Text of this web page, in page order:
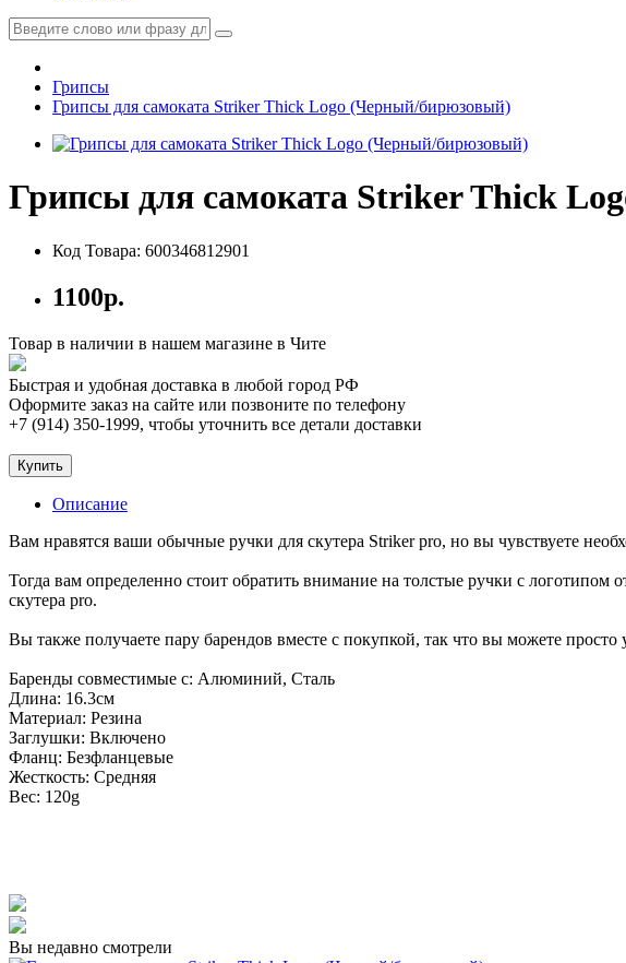
Грипсы
Грипсы для самоката Striker Thick Logo (Черный/бирюзовый)
Грипсы для самоката Striker Thick
Код Товара: 600346812901
1100р.
Товар в наличии в нашем магазине в Чите
Быстрая и удобная доставка в любой город РФ
Оформите заказ на сайте или позвоните по телефону
+7 (914) 350-1999, чтобы уточнить все детали доставки
Купить
Описание
Вам нравятся ваши обычные ручки для скутера Striker pro, но вы чувствуете
Тогда вам определенно стоит обратить внимание на толстые ручки с
скутера pro.
Вы также получаете пару барендов вместе с покупкой, так что вы можете просто
Баренды совместимые с: Алюминий, Сталь
Длина: 16.3см
Материал: Резина
Заглушки: Включено
Фланц: Безфланцевые
Жесткость: Средняя
Вес: 120g
Вы недавно смотрели